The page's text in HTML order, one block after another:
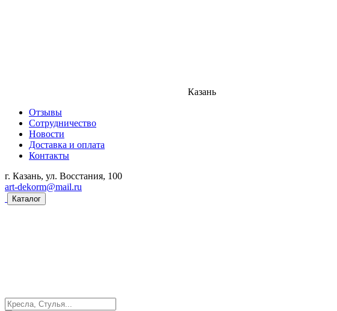
Казань
Отзывы
Сотрудничество
Новости
Доставка и оплата
Контакты
г. Казань, ул. Восстания, 100
art-dekorm@mail.ru
Каталог